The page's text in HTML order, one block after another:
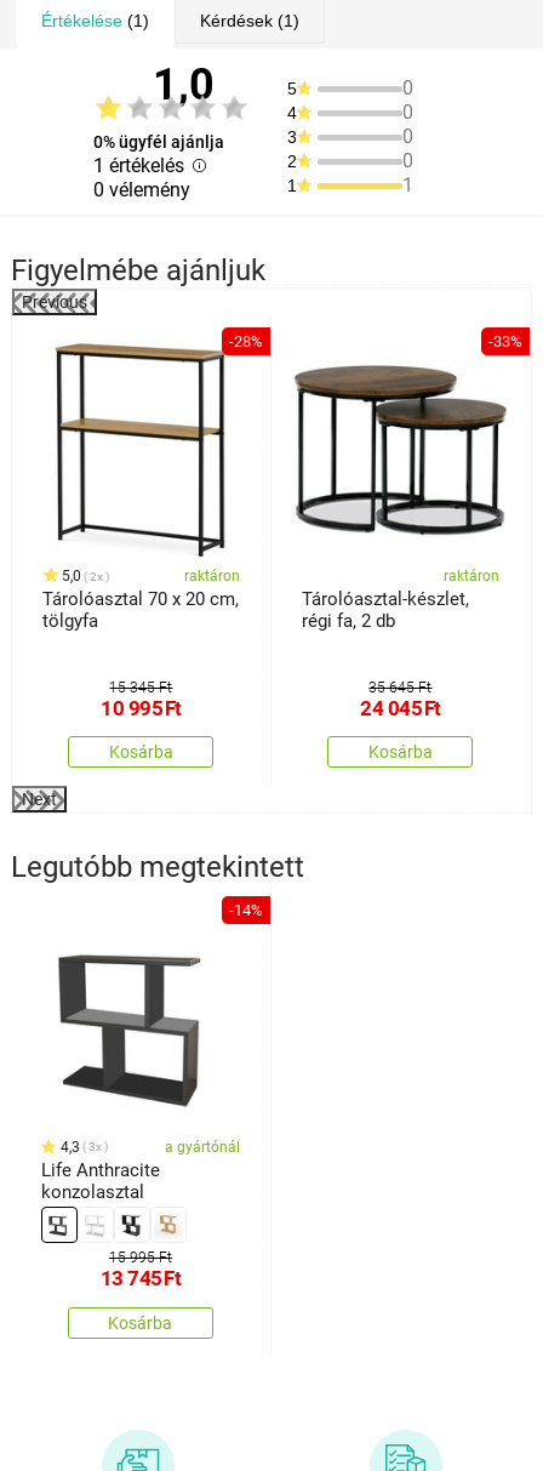
Értékelése(1) Kérdések(1)
1,0
0% ügyfél ajánlja
1 értékelés
0 vélemény
5 0
4 0
3 0
2 0
1 1
Figyelmébe ajánljuk
Previous
-28%
5,0 2x raktáron
Tárolóasztal 70 x 20 cm,
tölgyfa
15 345 Ft
10 995Ft
Kosárba
-33%
raktáron
Tárolóasztal-készlet,
régi fa, 2 db
35 645 Ft
24 045Ft
Kosárba
Next
Legutóbb megtekintett
-14%
4,3 3x a gyártónál
Life Anthracite
konzolasztal
15 995 Ft
13 745Ft
Kosárba